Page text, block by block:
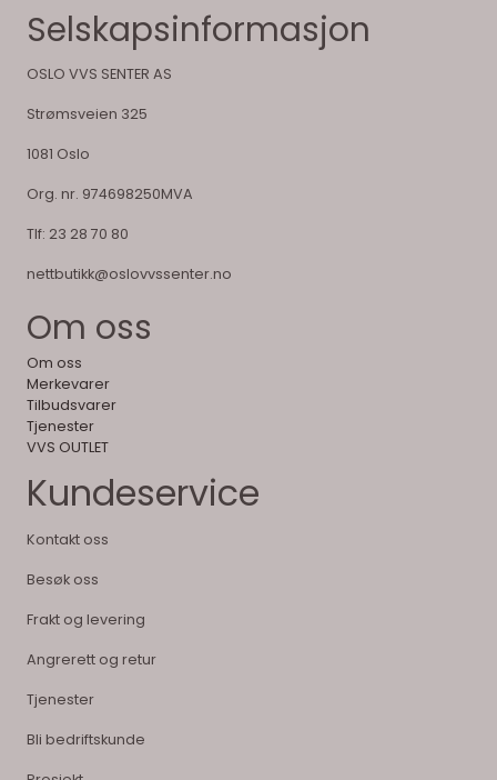
Selskapsinformasjon
OSLO VVS SENTER AS
Strømsveien 325
1081 Oslo
Org. nr. 974698250MVA
Tlf: 23 28 70 80
nettbutikk@oslovvssenter.no
Om oss
Om oss
Merkevarer
Tilbudsvarer
Tjenester
VVS OUTLET
Kundeservice
Kontakt oss
Besøk oss
Frakt og levering
Angrerett og retur
Tjenester
Bli bedriftskunde